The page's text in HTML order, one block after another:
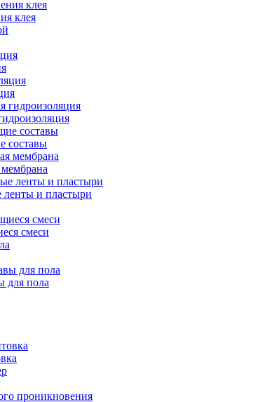
клея
составы
ленты и пластыри
смеси
для пола